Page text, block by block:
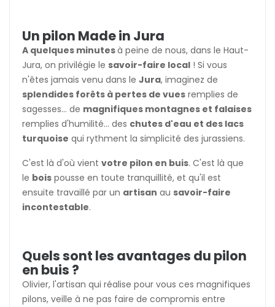
Un pilon Made in Jura
A quelques minutesà peine de nous, dans le Haut-
Jura, on privilégie le savoir-faire local ! Si vous
n'êtes jamais venu dans le Jura, imaginez de
splendides forêts à pertes de vues remplies de
sagesses... de magnifiques montagnes et falaises
remplies d'humilité... des chutes d'eau et des lacs
turquoise qui rythment la simplicité des jurassiens.
C'est là d'où vient votre pilon en buis. C'est là que
le bois pousse en toute tranquillité, et qu'il est
ensuite travaillé par un artisan au savoir-faire
incontestable.
Quels sont les avantages du pilon
en buis ?
Olivier, l'artisan qui réalise pour vous ces magnifiques
pilons, veille à ne pas faire de compromis entre